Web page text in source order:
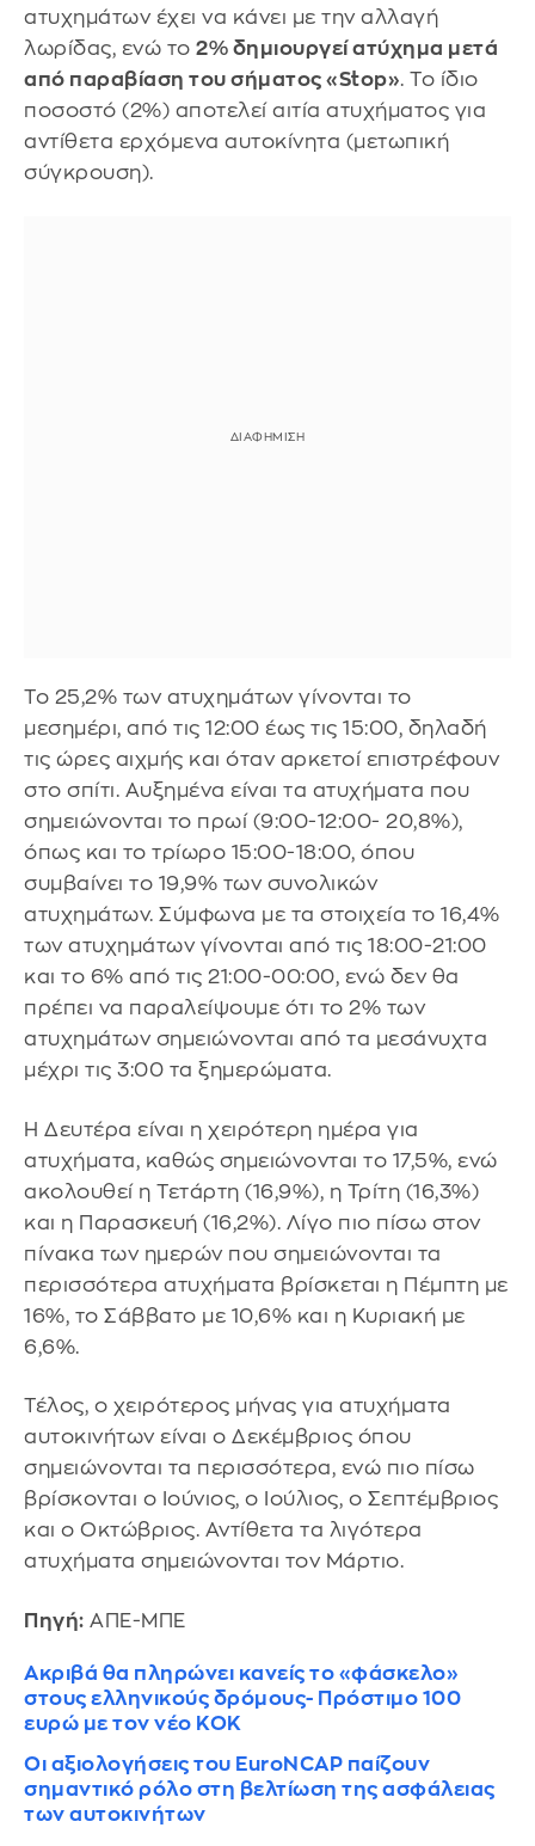
ατυχημάτων έχει να κάνει με την αλλαγή
λωρίδας, ενώ το 2% δημιουργεί ατύχημα μετά
από παραβίαση του σήματος «Stop». Το ίδιο
ποσοστό (2%) αποτελεί αιτία ατυχήματος για
αντίθετα ερχόμενα αυτοκίνητα (μετωπική
σύγκρουση).
Το 25,2% των ατυχημάτων γίνονται το
μεσημέρι, από τις 12:00 έως τις 15:00, δηλαδή
τις ώρες αιχμής και όταν αρκετοί επιστρέφουν
στο σπίτι. Αυξημένα είναι τα ατυχήματα που
σημειώνονται το πρωί (9:00-12:00- 20,8%),
όπως και το τρίωρο 15:00-18:00, όπου
συμβαίνει το 19,9% των συνολικών
ατυχημάτων. Σύμφωνα με τα στοιχεία το 16,4%
των ατυχημάτων γίνονται από τις 18:00-21:00
και το 6% από τις 21:00-00:00, ενώ δεν θα
πρέπει να παραλείψουμε ότι το 2% των
ατυχημάτων σημειώνονται από τα μεσάνυχτα
μέχρι τις 3:00 τα ξημερώματα.
Η Δευτέρα είναι η χειρότερη ημέρα για
ατυχήματα, καθώς σημειώνονται το 17,5%, ενώ
ακολουθεί η Τετάρτη (16,9%), η Τρίτη (16,3%)
και η Παρασκευή (16,2%). Λίγο πιο πίσω στον
πίνακα των ημερών που σημειώνονται τα
περισσότερα ατυχήματα βρίσκεται η Πέμπτη με
16%, το Σάββατο με 10,6% και η Κυριακή με
6,6%.
Τέλος, ο χειρότερος μήνας για ατυχήματα
αυτοκινήτων είναι ο Δεκέμβριος όπου
σημειώνονται τα περισσότερα, ενώ πιο πίσω
βρίσκονται ο Ιούνιος, ο Ιούλιος, ο Σεπτέμβριος
και ο Οκτώβριος. Αντίθετα τα λιγότερα
ατυχήματα σημειώνονται τον Μάρτιο.
Πηγή: ΑΠΕ-ΜΠΕ
Ακριβά θα πληρώνει κανείς το «φάσκελο»
στους ελληνικούς δρόμους- Πρόστιμο 100
ευρώ με τον νέο ΚΟΚ
Οι αξιολογήσεις του EuroNCAP παίζουν
σημαντικό ρόλο στη βελτίωση της ασφάλειας
των αυτοκινήτων